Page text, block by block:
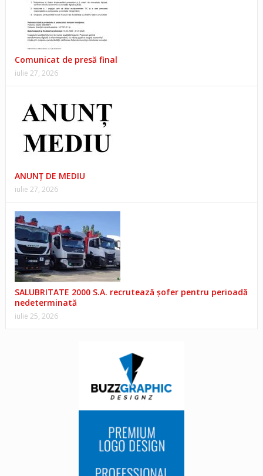
Comunicat de presă final
iulie 27, 2026
ANUNŢ DE MEDIU
iulie 27, 2026
SALUBRITATE 2000 S.A. recrutează șofer pentru perioadă
nedeterminată
iulie 25, 2026